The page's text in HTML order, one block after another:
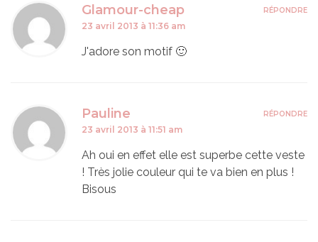
Glamour-cheap
23 avril 2013 à 11:36 am
J'adore son motif 🙂
RÉPONDRE
Pauline
23 avril 2013 à 11:51 am
Ah oui en effet elle est superbe cette veste
! Très jolie couleur qui te va bien en plus !
Bisous
RÉPONDRE